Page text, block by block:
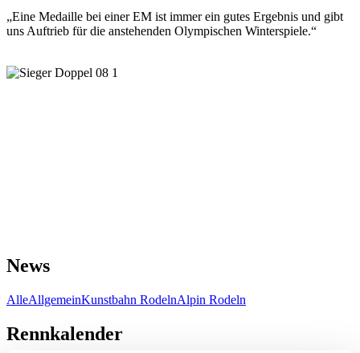
„Eine Medaille bei einer EM ist immer ein gutes Ergebnis und gibt
uns Auftrieb für die anstehenden Olympischen Winterspiele.“
News
AlleAllgemeinKunstbahn RodelnAlpin Rodeln
Rennkalender